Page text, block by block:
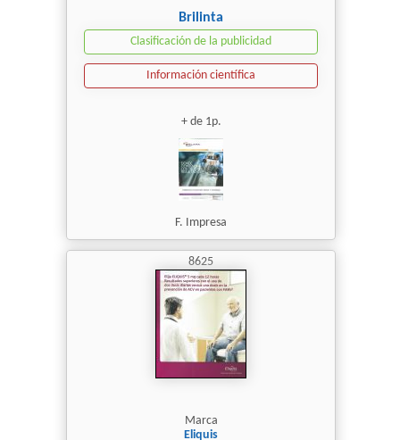
Brilinta
Clasificación de la publicidad
Información científica
+ de 1p.
F. Impresa
8625
Marca
Eliquis